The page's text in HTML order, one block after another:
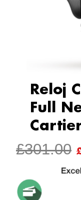
Reloj
Full
£301.00